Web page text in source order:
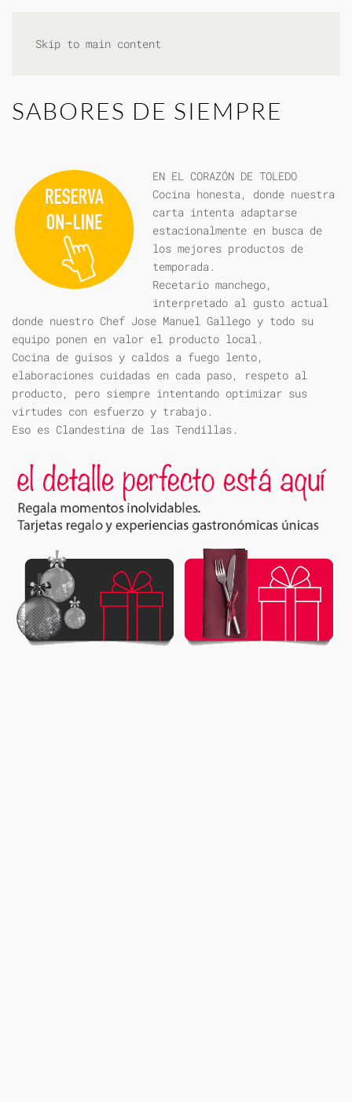
Skip to main content
SABORES DE SIEMPRE
EN EL CORAZÓN DE TOLEDO
Cocina honesta, donde nuestra
carta intenta adaptarse
estacionalmente en busca de
los mejores productos de
temporada.
Recetario manchego,
interpretado al gusto actual
donde nuestro Chef Jose Manuel Gallego y todo su
equipo ponen en valor el producto local.
Cocina de guisos y caldos a fuego lento,
elaboraciones cuidadas en cada paso, respeto al
producto, pero siempre intentando optimizar sus
virtudes con esfuerzo y trabajo.
Eso es Clandestina de las Tendillas.